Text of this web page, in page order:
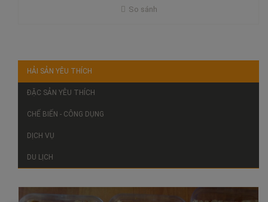
So sánh
HẢI SẢN YÊU THÍCH
ĐẶC SẢN YÊU THÍCH
CHẾ BIẾN - CÔNG DỤNG
DỊCH VỤ
DU LỊCH